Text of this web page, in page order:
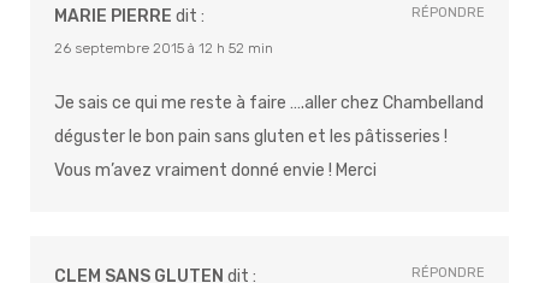
MARIE PIERRE dit :
26 septembre 2015 à 12 h 52 min
Je sais ce qui me reste à faire ….aller chez Chambelland
déguster le bon pain sans gluten et les pâtisseries !
Vous m’avez vraiment donné envie ! Merci
RÉPONDRE
CLEM SANS GLUTEN dit : RÉPONDRE